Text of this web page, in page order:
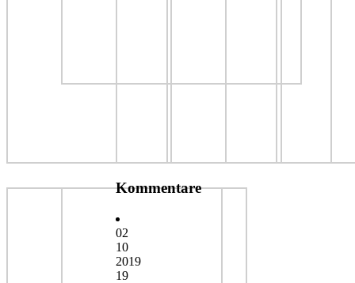
Kommentare
02
10
2019
19